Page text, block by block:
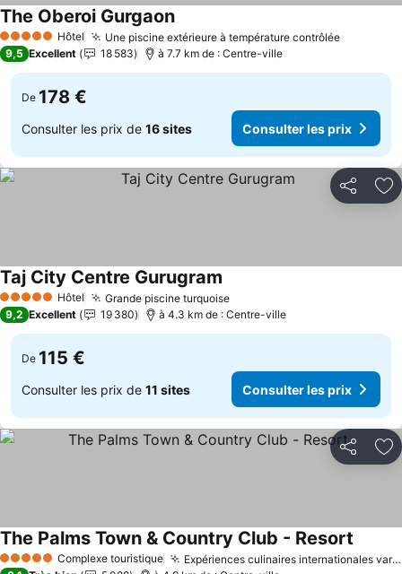
5 Étoiles Hôtel Une piscine extérieure à température contrôlée
The Oberoi Gurgaon
9,5 Excellent 18 583 à 7.7 km de : Centre-ville
De 178 €
Consulter les prix de 16 sites Consulter les prix
Partager
5 Étoiles Hôtel Grande piscine turquoise
Taj City Centre Gurugram
9,2 Excellent 19 380 à 4.3 km de : Centre-ville
De 115 €
Consulter les prix de 11 sites Consulter les prix
Partager
5 Étoiles Complexe touristique Expériences culinaires internationales variées
The Palms Town & Country Club - Resort